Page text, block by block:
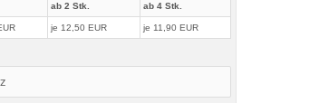
ab 2 Stk.
je 12,50 EUR
ab 4 Stk.
je 11,90 EUR